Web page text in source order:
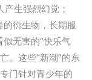
生强烈幻觉；
的衍生物，长期服
似无害的“快乐气
。这些“新潮”的东
门针对青少年的